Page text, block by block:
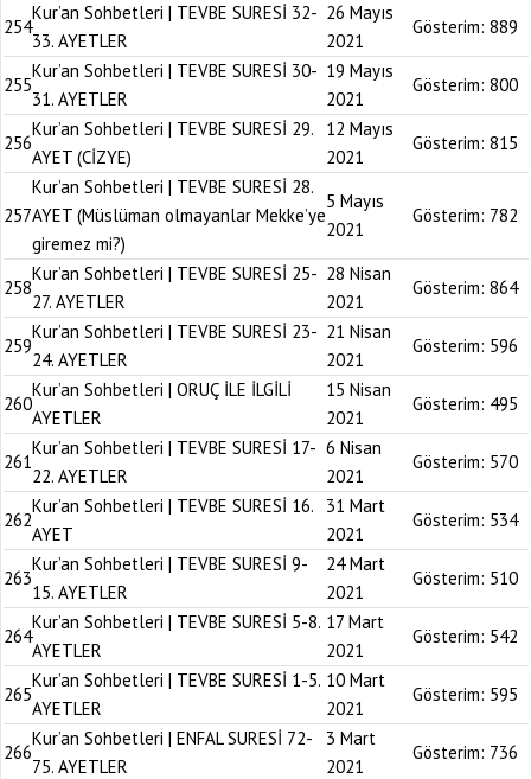
254
Kur’an Sohbetleri | TEVBE SURESİ 32-
33. AYETLER
26 Mayıs
2021
Gösterim: 889
255
Kur’an Sohbetleri | TEVBE SURESİ 30-
31. AYETLER
19 Mayıs
2021
Gösterim: 800
256
Kur’an Sohbetleri | TEVBE SURESİ 29.
AYET (CİZYE)
12 Mayıs
2021
Gösterim: 815
257
Kur’an Sohbetleri | TEVBE SURESİ 28.
AYET (Müslüman olmayanlar Mekke’ye
giremez mi?)
5 Mayıs
2021
Gösterim: 782
258
Kur’an Sohbetleri | TEVBE SURESİ 25-
27. AYETLER
28 Nisan
2021
Gösterim: 864
259
Kur’an Sohbetleri | TEVBE SURESİ 23-
24. AYETLER
21 Nisan
2021
Gösterim: 596
260
Kur’an Sohbetleri | ORUÇ İLE İLGİLİ
AYETLER
15 Nisan
2021
Gösterim: 495
261
Kur’an Sohbetleri | TEVBE SURESİ 17-
22. AYETLER
6 Nisan
2021
Gösterim: 570
262
Kur’an Sohbetleri | TEVBE SURESİ 16.
AYET
31 Mart
2021
Gösterim: 534
263
Kur’an Sohbetleri | TEVBE SURESİ 9-
15. AYETLER
24 Mart
2021
Gösterim: 510
264
Kur’an Sohbetleri | TEVBE SURESİ 5-8.
AYETLER
17 Mart
2021
Gösterim: 542
265
Kur’an Sohbetleri | TEVBE SURESİ 1-5.
AYETLER
10 Mart
2021
Gösterim: 595
266
Kur’an Sohbetleri | ENFAL SURESİ 72-
75. AYETLER
3 Mart
2021
Gösterim: 736